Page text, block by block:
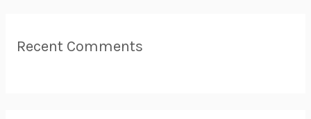
Recent Comments